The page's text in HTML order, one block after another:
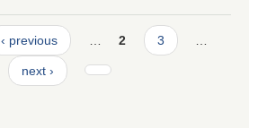
‹ previous 2 3
next ›